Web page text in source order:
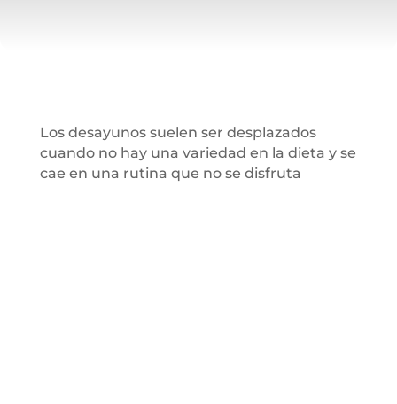
Los desayunos suelen ser desplazados
cuando no hay una variedad en la dieta y se
cae en una rutina que no se disfruta